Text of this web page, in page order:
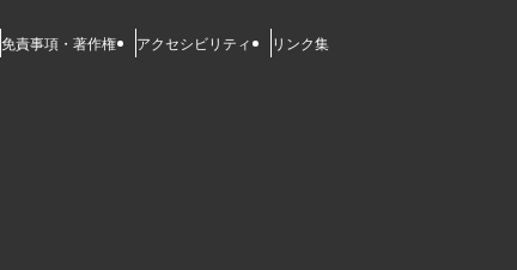
免責事項・著作権 アクセシビリティ リンク集